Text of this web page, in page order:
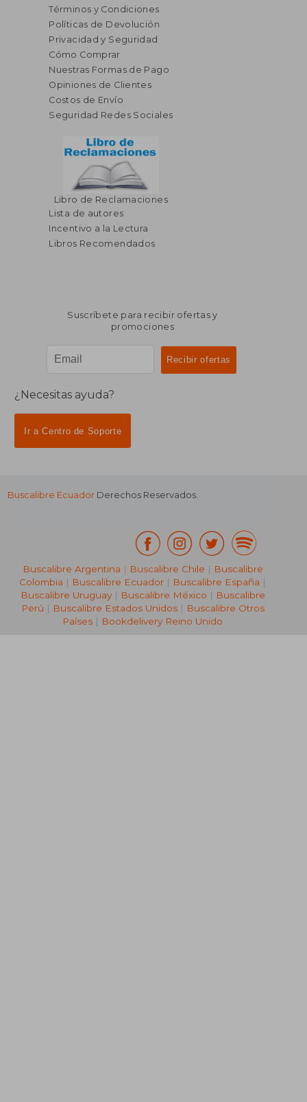
40%
dcto.
$ 400.86
$ 240.52
Términos y Condiciones
Políticas de Devolución
Privacidad y Seguridad
Cómo Comprar
Nuestras Formas de Pago
Opiniones de Clientes
Costos de Envío
Seguridad Redes Sociales
Libro de Reclamaciones
Lista de autores
Incentivo a la Lectura
Libros Recomendados
Suscríbete para recibir ofertas y
promociones
¿Necesitas ayuda?
Ir a Centro de Soporte
Buscalibre Ecuador Derechos Reservados.
Buscalibre Argentina | Buscalibre Chile | Buscalibre
Colombia | Buscalibre Ecuador | Buscalibre España |
Buscalibre Uruguay| Buscalibre México | Buscalibre
Perú | Buscalibre Estados Unidos| Buscalibre Otros
Países | Bookdelivery Reino Unido